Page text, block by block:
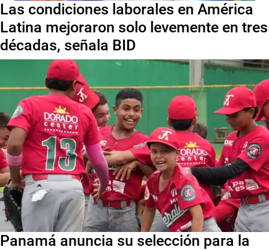
Las condiciones laborales en América
Latina mejoraron solo levemente en tres
décadas, señala BID
Panamá anuncia su selección para la